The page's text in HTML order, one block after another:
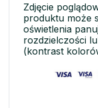
Zdjęcie
produktu może
oświetlenia
rozdzielczości
(kontrast